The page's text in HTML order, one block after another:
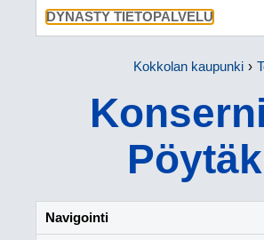
DYNASTY TIETOPALVELU
Kokkolan kaupunki
Navigointi